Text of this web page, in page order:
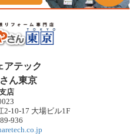
アテック
ん東京
店
2-10-17 大場ビル1F
936